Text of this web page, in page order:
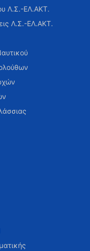
Λ.Σ.-ΕΛ.ΑΚΤ.
Λ.Σ.-ΕΛ.ΑΚΤ.